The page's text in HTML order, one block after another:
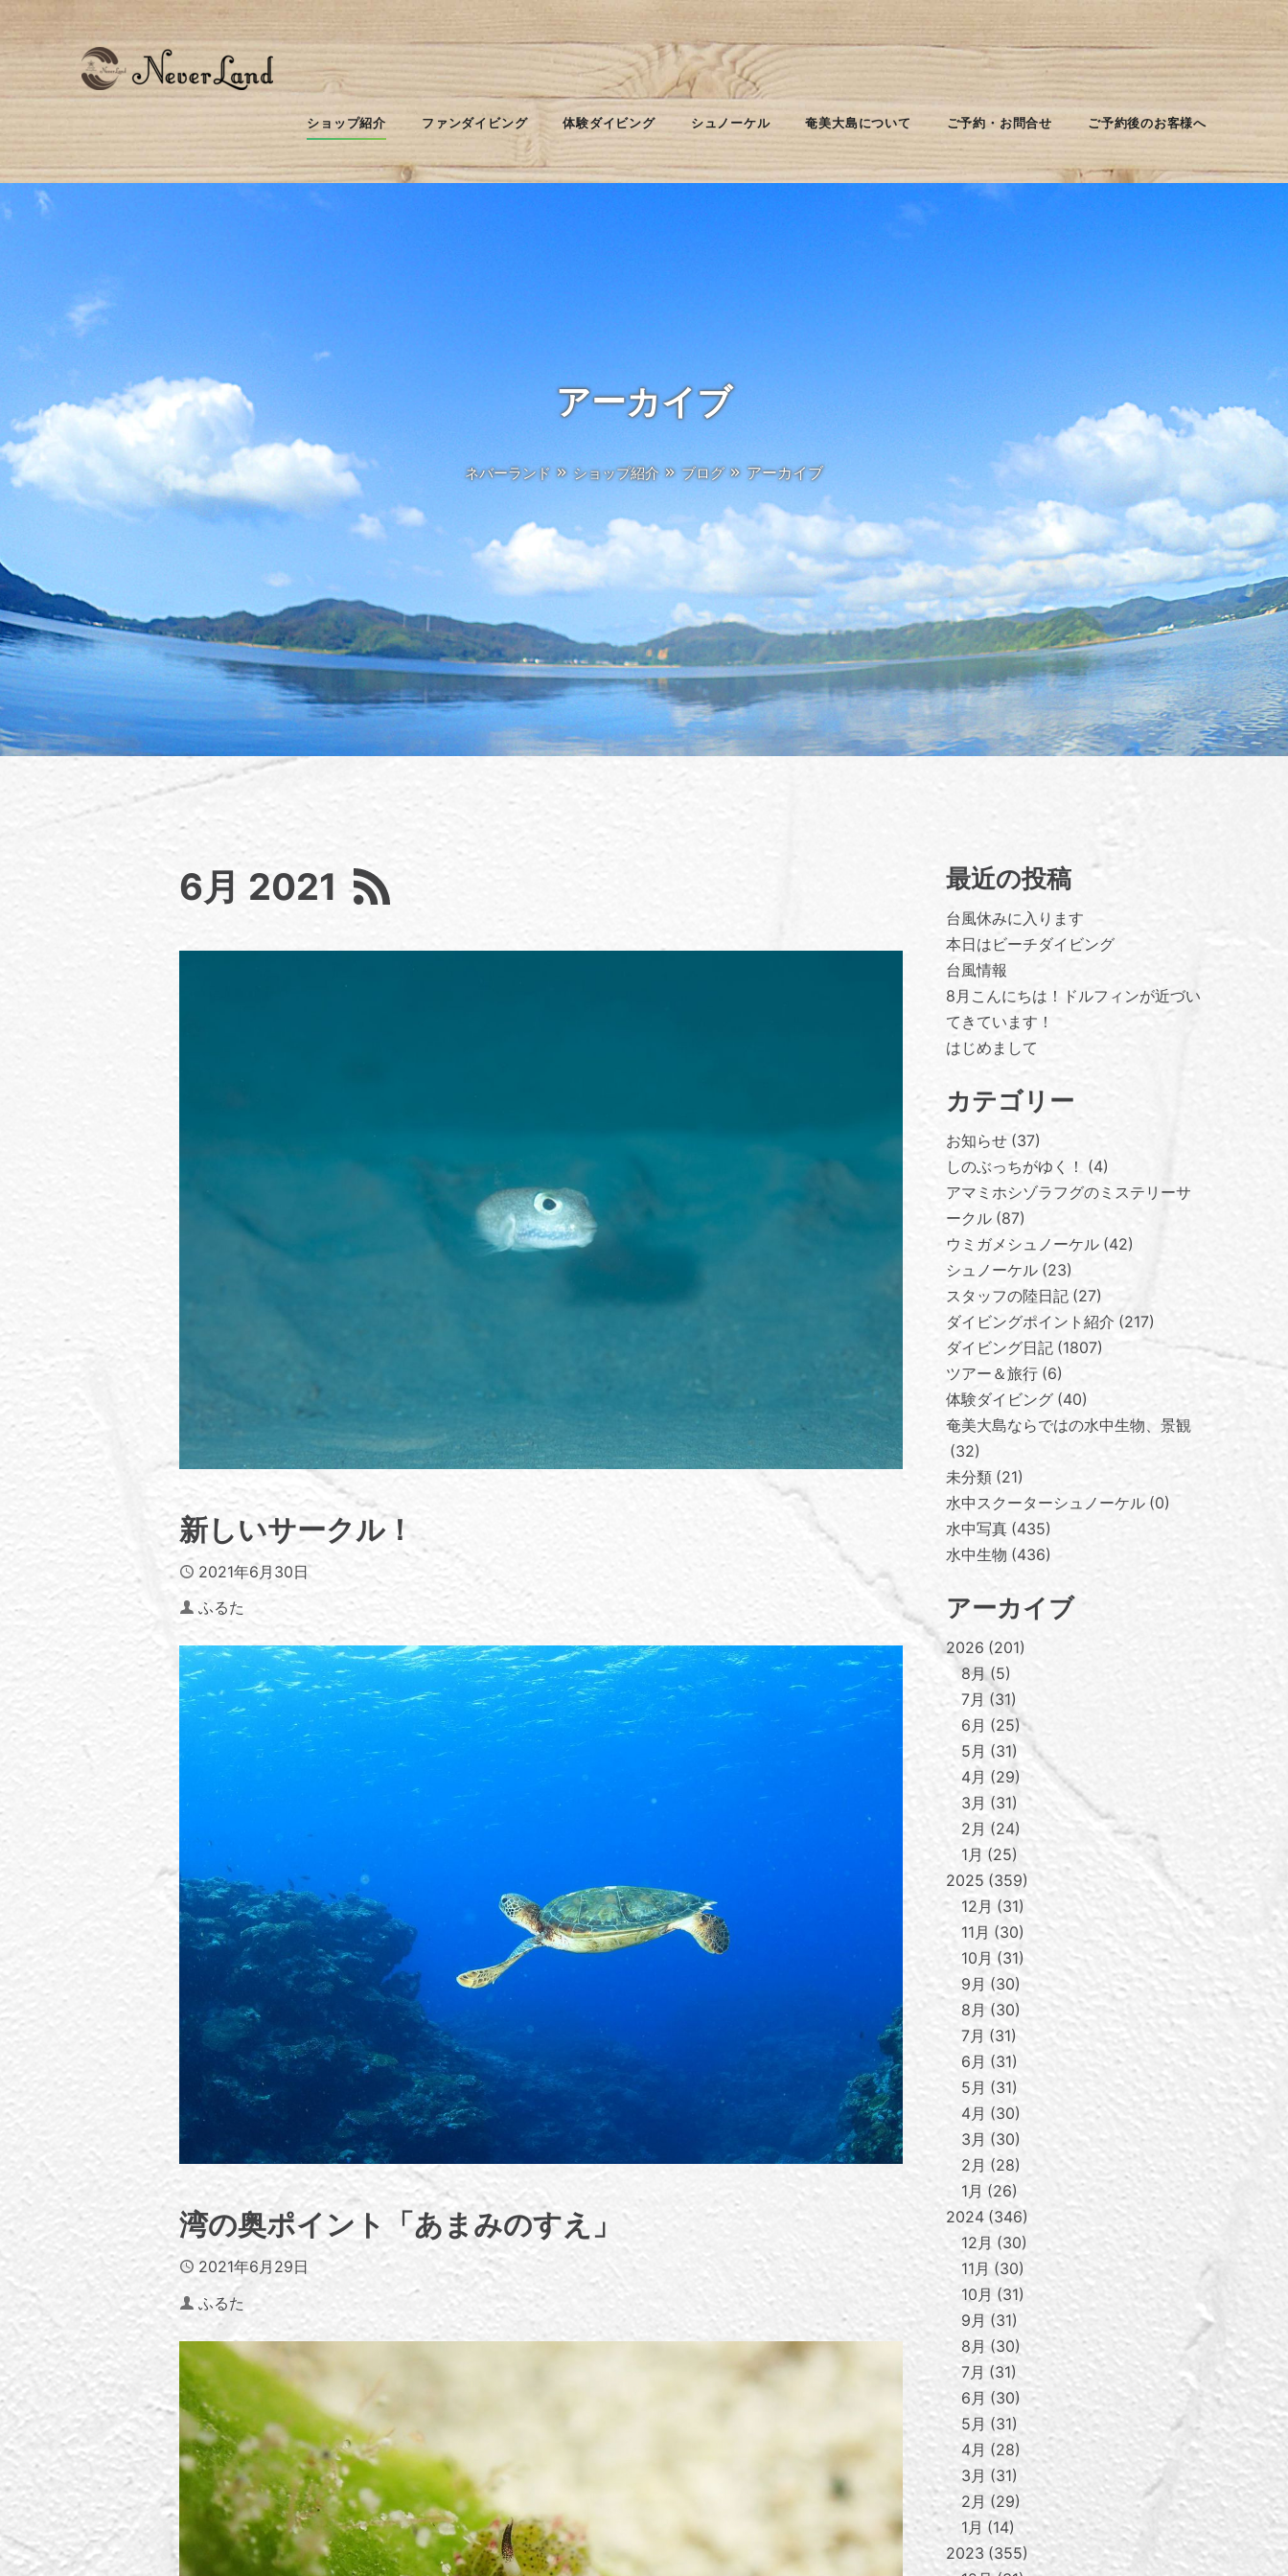
ショップ紹介 ファンダイビング 体験ダイビング シュノーケル 奄美大島について ご予約・お問合せ ご予約後のお客様へ
アーカイブ
ネバーランド ショップ紹介 ブログ アーカイブ
6月 2021
新しいサークル！
Published
2021年6月30日
Author
ふるた
湾の奥ポイント「あまみのすえ」
Published
2021年6月29日
Author
ふるた
最近の投稿
台風休みに入ります
本日はビーチダイビング
台風情報
8月こんにちは！ドルフィンが近づい
てきています！
はじめまして
カテゴリー
お知らせ 37
しのぶっちがゆく！
4
アマミホシゾラフグのミステリーサ
ークル 87
ウミガメシュノーケル 42
シュノーケル 23
スタッフの陸日記 27
ダイビングポイント紹介 217
ダイビング日記 1807
ツアー＆旅行 6
体験ダイビング 40
奄美大島ならではの水中生物、景観
32
未分類 21
水中スクーターシュノーケル 0
水中写真 435
水中生物 436
アーカイブ
2026 201
8月 5
7月
31
6月
25
5月
31
4月
29
3月
31
2月
24
1月
25
2025 359
12月
31
11月
30
10月
31
9月
30
8月 30
7月
31
6月
31
5月
31
4月
30
3月
30
2月
28
1月
26
2024 346
12月 30
11月
30
10月
31
9月
31
8月
30
7月
31
6月
30
5月
31
4月
28
3月
31
2月
29
1月
14
2023 355